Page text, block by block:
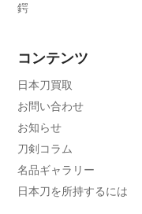
鍔
コンテンツ
日本刀買取
お問い合わせ
お知らせ
刀剣コラム
名品ギャラリー
日本刀を所持するには